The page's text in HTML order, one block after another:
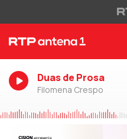
Duas de Prosa
Filomena Crespo